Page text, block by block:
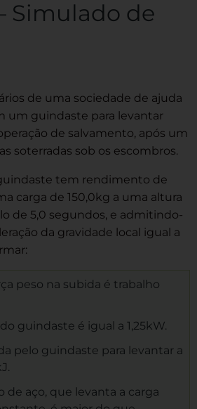
Simulado de
de uma sociedade de ajuda
um guindaste para levantar
de salvamento, após um
soterradas sob os escombros.
tem rendimento de
carga de 150,0kg a uma altura
de 5,0 segundos, e admitindo-
da gravidade local igual a
peso na subida é trabalho
guindaste é igual a 1,25kW.
pelo guindaste para levantar a
de aço, que levanta a carga